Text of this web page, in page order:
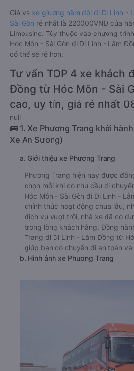
Giá vé xe giường nằm đôi đi Di Linh -
Sài Gòn rẻ nhất là 220000VND của
Limousine. Tùy thuộc vào chương
Hóc Môn - Sài Gòn đi Di Linh - Lâm
có thể sẽ rẻ hơn.
Tư vấn TOP 4 xe khách
Đồng từ Hóc Môn - Sài
cao, uy tín, giá rẻ nhất
null
🚌 1. Xe Phương Trang khởi
Xe An Sương)
a. Giới thiệu xe Phương Trang
Phương Trang hiện nay được
chọn mỗi khi có nhu cầu di
Hóc Môn - Sài Gòn đi Di Linh -
chính thức hoạt động chưa lâu,
dịch vụ vượt trội, nhà xe đã có
trong lòng khách hàng. Đồng
Trang đi Di Linh - Lâm Đồng từ
giúp bạn có chuyến đi an toàn và
b. Hình ảnh xe Phương Trang